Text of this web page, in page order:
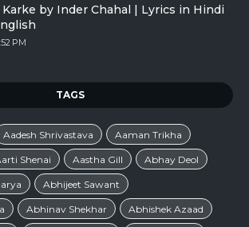
Karke by Inder Chahal | Lyrics in Hindi
PM
TAGS
Aadesh Shrivastava Aaman Trikha
Shenai Aastha Gill Abhay Deol
Abhijeet Sawant
Abhinav Shekhar Abhishek Azaad